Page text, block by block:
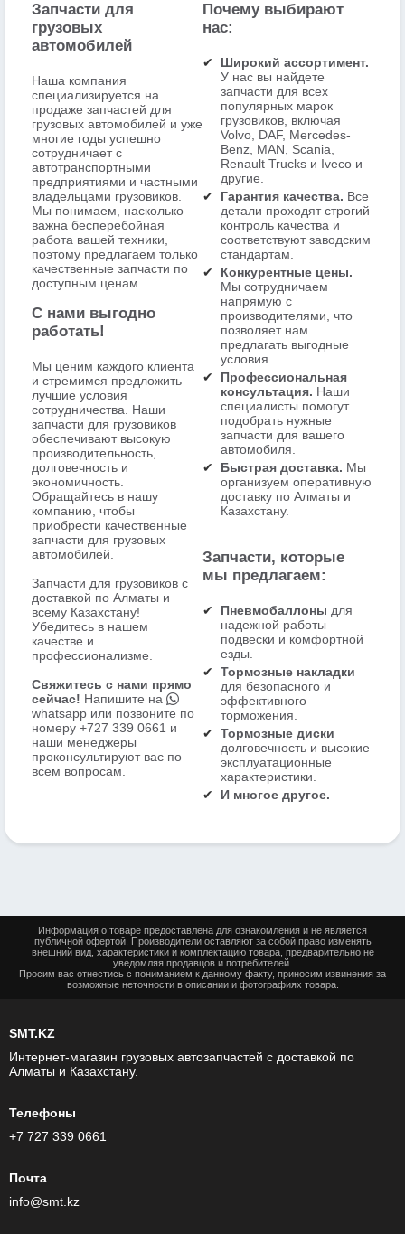
Запчасти для
грузовых
автомобилей
Наша компания
специализируется на
продаже запчастей для
грузовых автомобилей и уже
многие годы успешно
сотрудничает с
автотранспортными
предприятиями и частными
владельцами грузовиков.
Мы понимаем, насколько
важна бесперебойная
работа вашей техники,
поэтому предлагаем только
качественные запчасти по
доступным ценам.
С нами выгодно
работать!
Мы ценим каждого клиента
и стремимся предложить
лучшие условия
сотрудничества. Наши
запчасти для грузовиков
обеспечивают высокую
производительность,
долговечность и
экономичность.
Обращайтесь в нашу
компанию, чтобы
приобрести качественные
запчасти для грузовых
автомобилей.
Запчасти для грузовиков с
доставкой по Алматы и
всему Казахстану!
Убедитесь в нашем
качестве и
профессионализме.
Свяжитесь с нами прямо
сейчас! Напишите на
whatsapp или позвоните по
номеру +727 339 0661 и
наши менеджеры
проконсультируют вас по
всем вопросам.
Почему выбирают
нас:
Широкий ассортимент.
У нас вы найдете
запчасти для всех
популярных марок
грузовиков, включая
Volvo, DAF, Mercedes-
Benz, MAN, Scania,
Renault Trucks и Iveco и
другие.
Гарантия качества. Все
детали проходят строгий
контроль качества и
соответствуют заводским
стандартам.
Конкурентные цены.
Мы сотрудничаем
напрямую с
производителями, что
позволяет нам
предлагать выгодные
условия.
Профессиональная
консультация. Наши
специалисты помогут
подобрать нужные
запчасти для вашего
автомобиля.
Быстрая доставка. Мы
организуем оперативную
доставку по Алматы и
Казахстану.
Запчасти, которые
мы предлагаем:
Пневмобаллоны для
надежной работы
подвески и комфортной
езды.
Тормозные накладки
для безопасного и
эффективного
торможения.
Тормозные диски
долговечность и высокие
эксплуатационные
характеристики.
И многое другое.
Информация о товаре предоставлена для ознакомления и не является
публичной офертой. Производители оставляют за собой право изменять
внешний вид, характеристики и комплектацию товара, предварительно не
уведомляя продавцов и потребителей.
Просим вас отнестись с пониманием к данному факту, приносим извинения за
возможные неточности в описании и фотографиях товара.
SMT.KZ
Интернет-магазин грузовых автозапчастей c доставкой по
Алматы и Казахстану.
Телефоны
+7 727 339 0661
Почта
info@smt.kz